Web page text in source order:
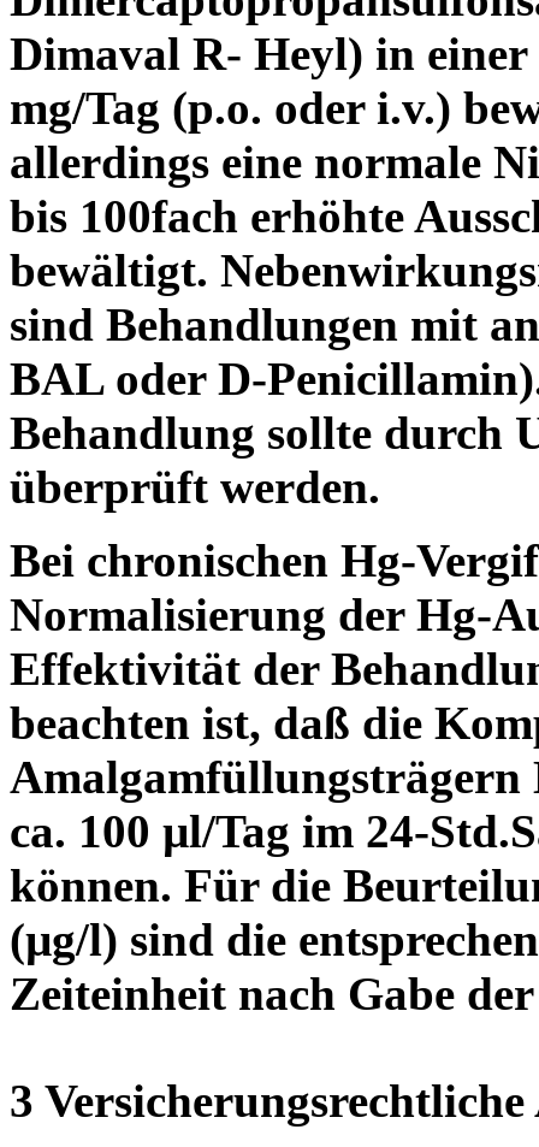
Dimaval R- Heyl) in einer
mg/Tag (p.o. oder i.v.)
allerdings eine normale
bis 100fach erhöhte
bewältigt.
sind Behandlungen mit
BAL oder D-
Behandlung sollte durch
überprüft werden.
Bei chronischen Hg-
Normalisierung der Hg-
Effektivität der
beachten ist, daß die
Amalgamfüllungsträgern
ca. 100 µl/Tag im 24-
können. Für die
(µg/l) sind die
Zeiteinheit nach Gabe
3 Versicherungsrechtliche